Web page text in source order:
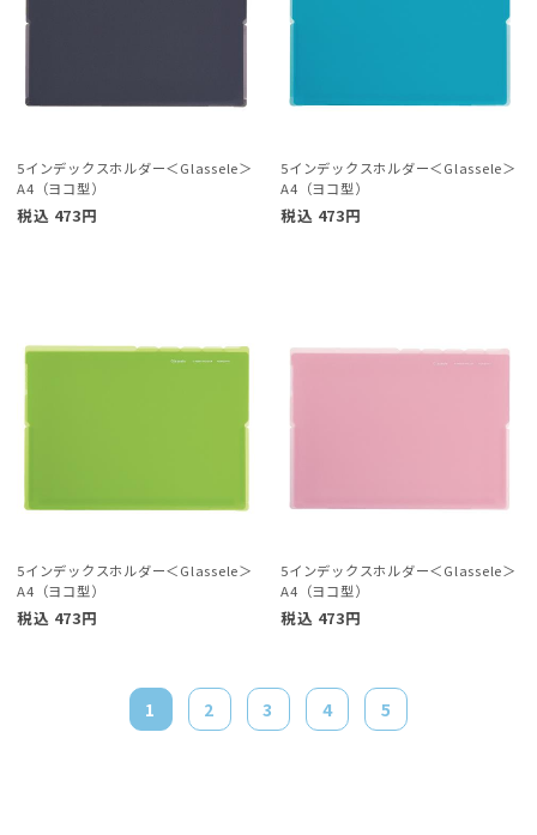
5インデックスホルダー＜Glassele＞
A4（ヨコ型）
税込 473円
5インデックスホルダー＜Glassele＞
A4（ヨコ型）
税込 473円
5インデックスホルダー＜Glassele＞
A4（ヨコ型）
税込 473円
5インデックスホルダー＜Glassele＞
A4（ヨコ型）
税込 473円
1 2 3 4
5